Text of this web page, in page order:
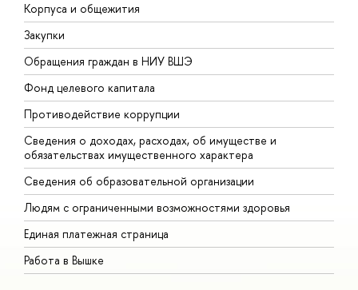
Корпуса и общежития
Закупки
Обращения граждан в НИУ ВШЭ
Фонд целевого капитала
Противодействие коррупции
Сведения о доходах, расходах, об имуществе и
обязательствах имущественного характера
Сведения об образовательной организации
Людям с ограниченными возможностями здоровья
Единая платежная страница
Работа в Вышке